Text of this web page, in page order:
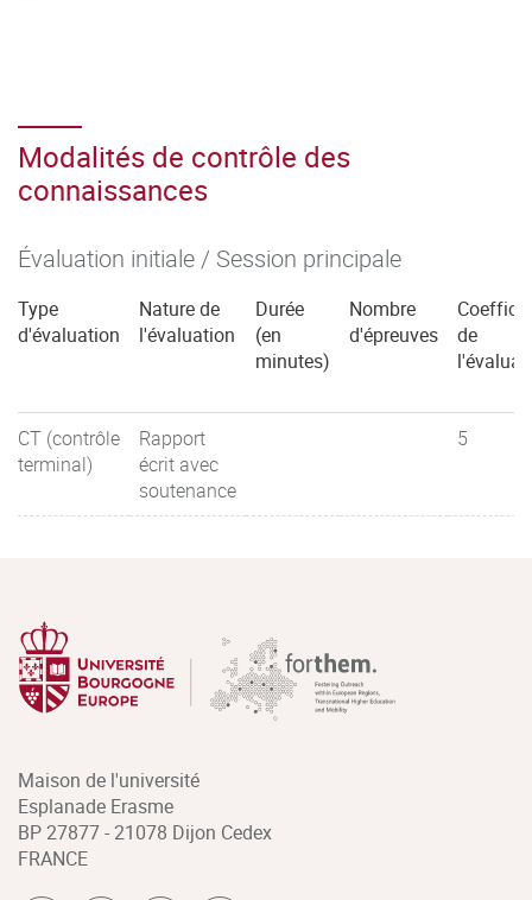
Modalités de contrôle des
connaissances
Évaluation initiale / Session principale
Type
d'évaluation
Nature de
l'évaluation
Durée
(en
minutes)
Nombre
d'épreuves
de
CT (contrôle
terminal)
Rapport
écrit avec
soutenance
5
Maison de l'université
Esplanade Erasme
BP 27877 - 21078 Dijon Cedex
FRANCE